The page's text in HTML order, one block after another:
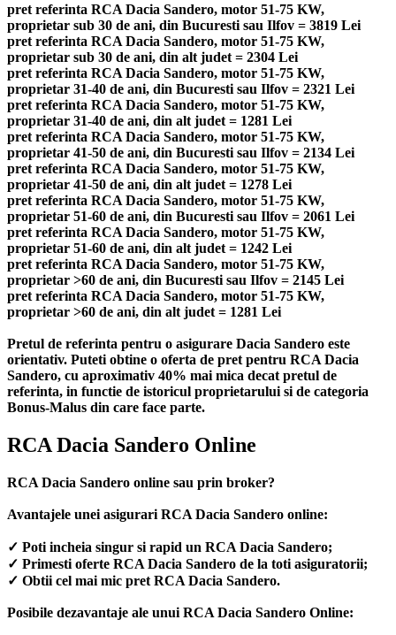
pret referinta RCA Dacia Sandero, motor 51-75 KW,
proprietar sub 30 de ani, din Bucuresti sau Ilfov = 3819 Lei
pret referinta RCA Dacia Sandero, motor 51-75 KW,
proprietar sub 30 de ani, din alt judet = 2304 Lei
pret referinta RCA Dacia Sandero, motor 51-75 KW,
proprietar 31-40 de ani, din Bucuresti sau Ilfov = 2321 Lei
pret referinta RCA Dacia Sandero, motor 51-75 KW,
proprietar 31-40 de ani, din alt judet = 1281 Lei
pret referinta RCA Dacia Sandero, motor 51-75 KW,
proprietar 41-50 de ani, din Bucuresti sau Ilfov = 2134 Lei
pret referinta RCA Dacia Sandero, motor 51-75 KW,
proprietar 41-50 de ani, din alt judet = 1278 Lei
pret referinta RCA Dacia Sandero, motor 51-75 KW,
proprietar 51-60 de ani, din Bucuresti sau Ilfov = 2061 Lei
pret referinta RCA Dacia Sandero, motor 51-75 KW,
proprietar 51-60 de ani, din alt judet = 1242 Lei
pret referinta RCA Dacia Sandero, motor 51-75 KW,
proprietar >60 de ani, din Bucuresti sau Ilfov = 2145 Lei
pret referinta RCA Dacia Sandero, motor 51-75 KW,
proprietar >60 de ani, din alt judet = 1281 Lei
Pretul de referinta pentru o asigurare Dacia Sandero este
orientativ. Puteti obtine o oferta de pret pentru RCA Dacia
Sandero, cu aproximativ 40% mai mica decat pretul de
referinta, in functie de istoricul proprietarului si de categoria
Bonus-Malus din care face parte.
RCA Dacia Sandero Online
RCA Dacia Sandero online sau prin broker?
Avantajele unei asigurari RCA Dacia Sandero online:
✓ Poti incheia singur si rapid un RCA Dacia Sandero;
✓ Primesti oferte RCA Dacia Sandero de la toti asiguratorii;
✓ Obtii cel mai mic pret RCA Dacia Sandero.
Posibile dezavantaje ale unui RCA Dacia Sandero Online: